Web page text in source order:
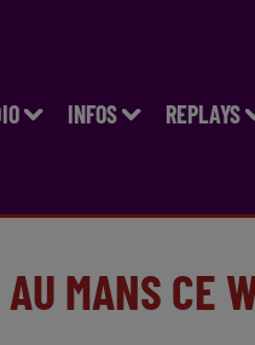
INFOS REPLAYS
MANS CE